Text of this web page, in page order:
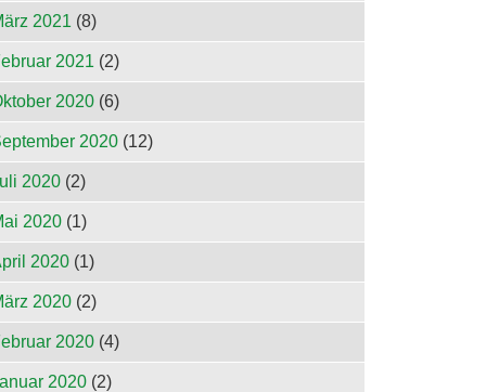
2021 (8)
2021 (2)
2020 (6)
2020 (12)
2020 (2)
2020 (1)
2020 (1)
2020 (2)
2020 (4)
2020 (2)